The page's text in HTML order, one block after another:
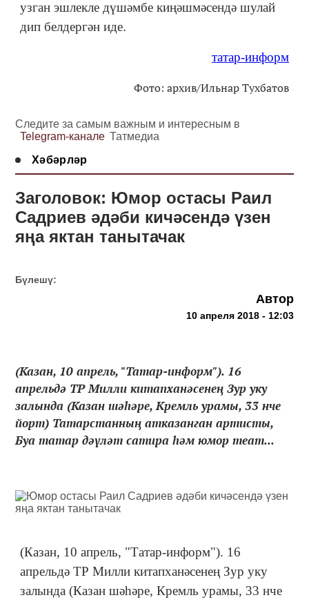
узган эшлекле дүшәмбе киңәшмәсендә шулай
дип белдергән иде.
татар-информ
Фото: архив/Ильнар Тухбатов
Следите за самым важным и интересным в
Telegram-канале Татмедиа
Хәбәрләр
Заголовок: Юмор остасы Раил
Садриев әдәби кичәсендә үзен
яңа яктан танытачак
Бүлешү:
Автор
10 апреля 2018 - 12:03
(Казан, 10 апрель, "Татар-информ"). 16
апрельдә ТР Милли китапханәсенең Зур уку
залында (Казан шәһәре, Кремль урамы, 33 нче
йорт) Татарстанның атказанган артисты,
Буа татар дәүләт сатира һәм юмор теат...
(Казан, 10 апрель, "Татар-информ"). 16
апрельдә ТР Милли китапханәсенең Зур уку
залында (Казан шәһәре, Кремль урамы, 33 нче